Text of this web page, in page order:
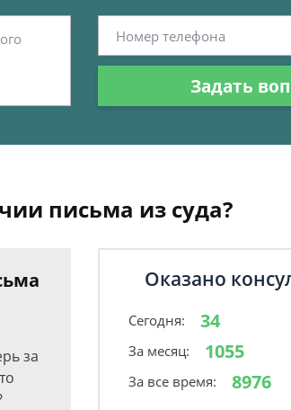
Задать
письма из суда?
за
Оказано
Сегодня: 34
За месяц: 1055
За все время: 8976